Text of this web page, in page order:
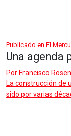
Publicado en El
Una agenda
PorFrancisco
La construcción de
sido por varias